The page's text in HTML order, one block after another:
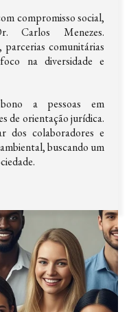
compromisso social,
Carlos Menezes.
parcerias comunitárias
na diversidade e
a pessoas em
de orientação jurídica.
dos colaboradores e
buscando um